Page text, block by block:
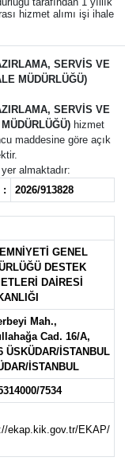
hizmet alımı işi ihale
SERVİS VE
MÜDÜRLÜĞÜ)
SERVİS VE
hizmet
maddesine göre açık
almaktadır:
: 2026/913828
GENEL
DESTEK
DAİRESİ
Mah.,
Cad. 16/A,
ÜSKÜDAR/İSTANBUL
İSTANBUL
7534
ekap.kik.gov.tr/EKAP/